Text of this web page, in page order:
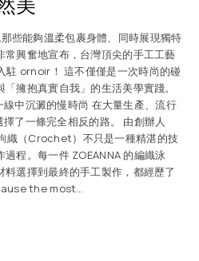
些能夠溫柔包裹身體、同時展現獨特
常興奮地宣布，台灣頂尖的手工工藝
駐 ornoir！ 這不僅僅是一次時尚的碰
擁抱真實自我」的生活美學實踐。
中沉澱的慢時尚 在大量生產、流行
了一條完全相反的路。 由創辦人
織（Crochet）不只是一種精湛的技
程。每一件 ZOEANNA 的編織泳
選擇到最終的手工製作，都經歷了
the most…